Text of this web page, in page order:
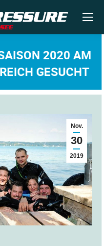
2020 AM
GESUCHT
Nov.
30
2019